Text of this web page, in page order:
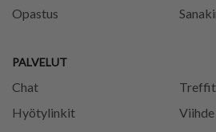
Opastus
PALVELUT
Chat
Treffit
Hyötylinkit
Viihde